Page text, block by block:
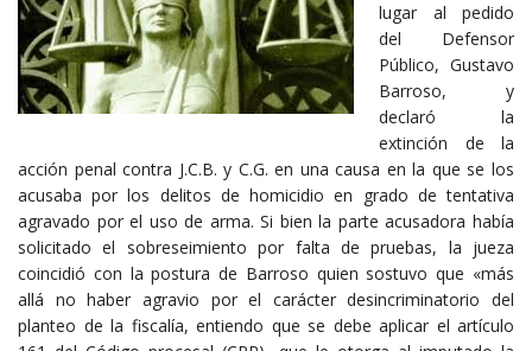
lugar al pedido
del Defensor
Público, Gustavo
Barroso, y
declaró la
extinción de la
acción penal contra J.C.B. y C.G. en una causa en la que se los
acusaba por los delitos de homicidio en grado de tentativa
agravado por el uso de arma. Si bien la parte acusadora había
solicitado el sobreseimiento por falta de pruebas, la jueza
coincidió con la postura de Barroso quien sostuvo que «más
allá no haber agravio por el carácter desincriminatorio del
planteo de la fiscalía, entiendo que se debe aplicar el artículo